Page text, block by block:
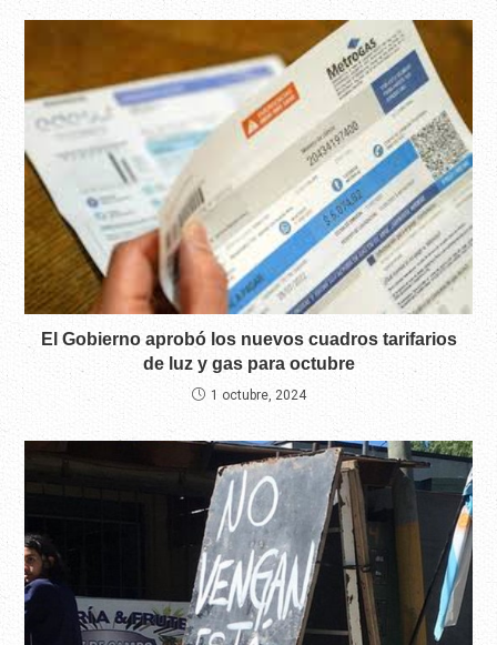
El Gobierno aprobó los nuevos cuadros tarifarios
de luz y gas para octubre
1 octubre, 2024